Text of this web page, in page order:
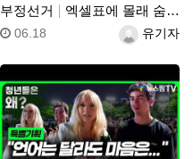
부정선거 엑셀표에 몰래 숨긴 '무번호 투표지'.."어떻게 특종했…
등록자유기자
등록일
06.18